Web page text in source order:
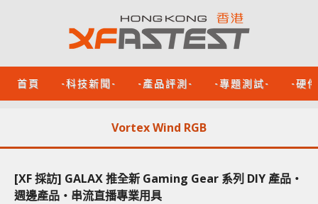
首頁 -科技新聞- -產品評測- -專題測試- -硬
Vortex Wind RGB
[XF 採訪] GALAX 推全新 Gaming Gear 系列 DIY 產品‧
週邊產品‧串流直播專業用具